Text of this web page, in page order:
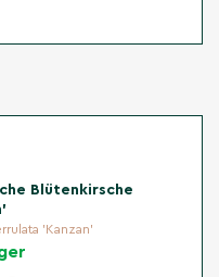
Blütenkirsche
'Kanzan'